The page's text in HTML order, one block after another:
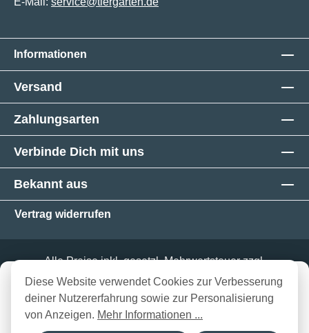
Produkt Anzahl: Gib den gewünschten Wert ein oder benutze die
In den Warenkorb
in 3-5 Werktagen bei dir
Informationen
Versand
Zahlungsarten
Verbinde Dich mit uns
Bekannt aus
Vertrag widerrufen
Alle Preise inkl. gesetzl. Mehrwertsteuer zzgl.
Versandkosten und ggf. Nachnahmegebühren, wenn
nicht anders angegeben.
© 2026 Tiergarten - Alle Rechte vorbehalten.
Diese Website verwendet Cookies zur Verbesserung
deiner Nutzererfahrung sowie zur Personalisierung
von Anzeigen. Mehr Informationen ...